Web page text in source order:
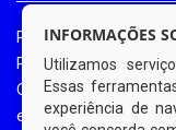
Portal da
Portal da
Ouvidoria Eletrônica
e-SIC
INFORMAÇÕES
Utilizamos
Essas
experiência de